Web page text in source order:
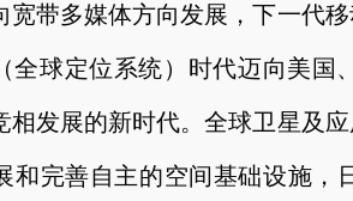
宽带多媒体方向发展，下一代
全球定位系统）时代迈向美国
相发展的新时代。全球卫星及
和完善自主的空间基础设施